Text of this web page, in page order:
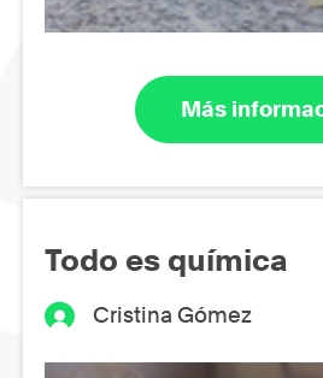
Más
Todo es química
Cristina Gómez